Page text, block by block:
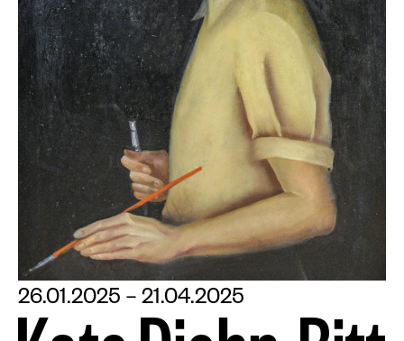
26.01.2025 – 21.04.2025